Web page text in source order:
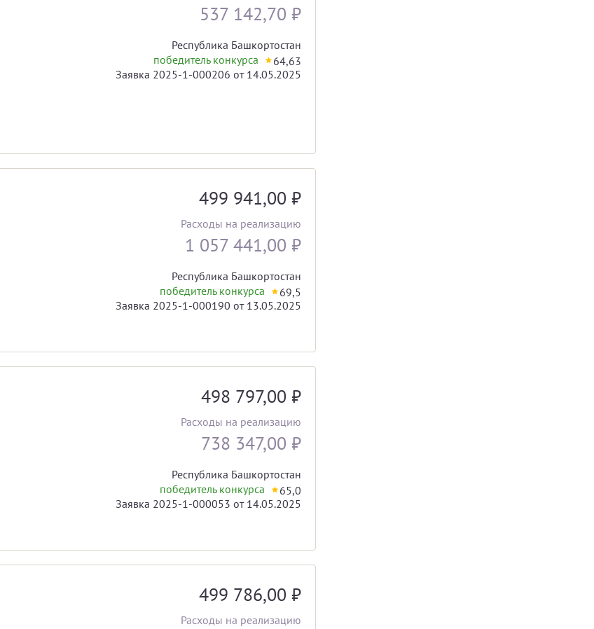
537 142,70 ₽
Республика Башкортостан
победитель конкурса
64,63
Заявка 2025-1-000206 от 14.05.2025
499 941,00 ₽
Расходы на реализацию
1 057 441,00 ₽
Республика Башкортостан
победитель конкурса
69,5
Заявка 2025-1-000190 от 13.05.2025
498 797,00 ₽
Расходы на реализацию
738 347,00 ₽
Республика Башкортостан
победитель конкурса
65,0
Заявка 2025-1-000053 от 14.05.2025
499 786,00 ₽
Расходы на реализацию